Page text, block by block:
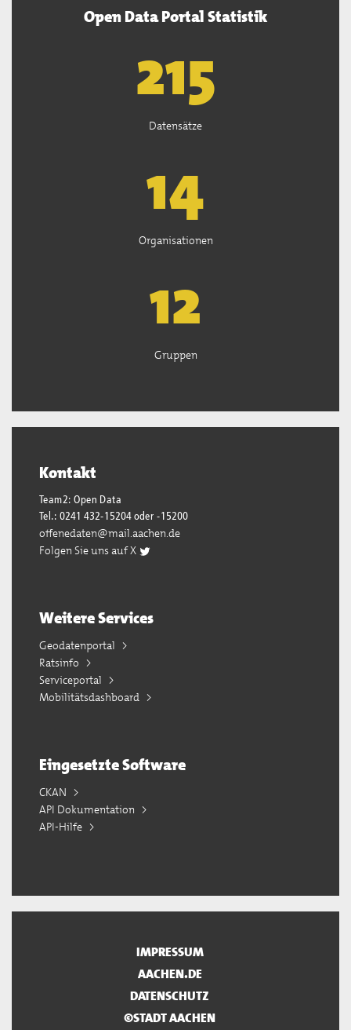
Open Data Portal Statistik
218
Datensätze
14
Organisationen
12
Gruppen
Kontakt
Team2: Open Data
Tel.: 0241 432-15204 oder -15200
offenedaten@mail.aachen.de
Folgen Sie uns auf X
Weitere Services
Geodatenportal
Ratsinfo
Serviceportal
Mobilitätsdashboard
Eingesetzte Software
CKAN
API Dokumentation
API-Hilfe
IMPRESSUM
AACHEN.DE
DATENSCHUTZ
©STADT AACHEN